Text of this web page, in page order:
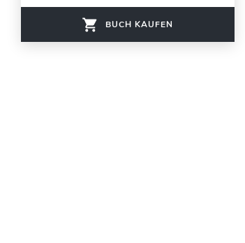
BUCH KAUFEN